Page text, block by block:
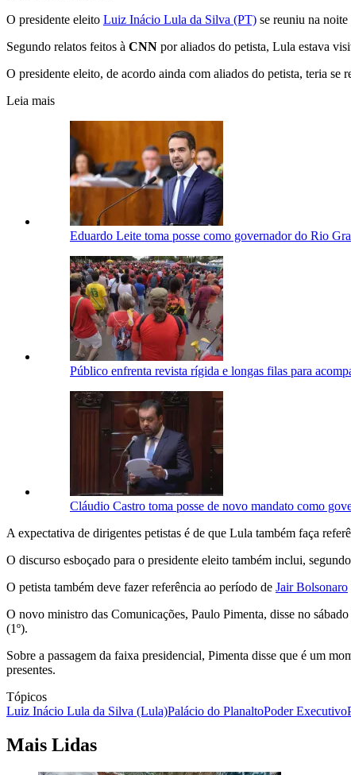
O presidente eleito Luiz Inácio Lula da Silva (PT) se reuniu na
Segundo relatos feitos à CNN por aliados do petista, Lula estava
O presidente eleito, de acordo ainda com aliados do petista, teria
Leia mais
Eduardo Leite toma posse como governador do Rio
Público enfrenta revista rígida e longas filas para
Cláudio Castro toma posse de novo mandato como
A expectativa de dirigentes petistas é de que Lula também faça
O discurso esboçado para o presidente eleito também inclui,
O petista também deve fazer referência ao período de Jair Bolsonaro
O novo ministro das Comunicações, Paulo Pimenta, disse no
(1º).
Sobre a passagem da faixa presidencial, Pimenta disse que é um
presentes.
Tópicos
Luiz Inácio Lula da Silva (Lula)Palácio do PlanaltoPoder Executivo
Mais Lidas